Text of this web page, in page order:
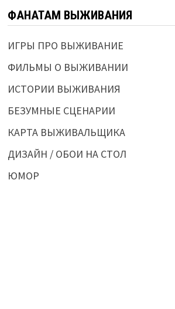
ФАНАТАМ ВЫЖИВАНИЯ
ИГРЫ ПРО ВЫЖИВАНИЕ
ФИЛЬМЫ О ВЫЖИВАНИИ
ИСТОРИИ ВЫЖИВАНИЯ
БЕЗУМНЫЕ СЦЕНАРИИ
КАРТА ВЫЖИВАЛЬЩИКА
ДИЗАЙН / ОБОИ НА СТОЛ
ЮМОР